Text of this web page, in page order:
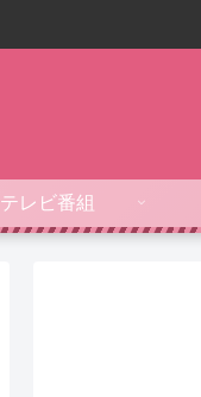
テレビ番組